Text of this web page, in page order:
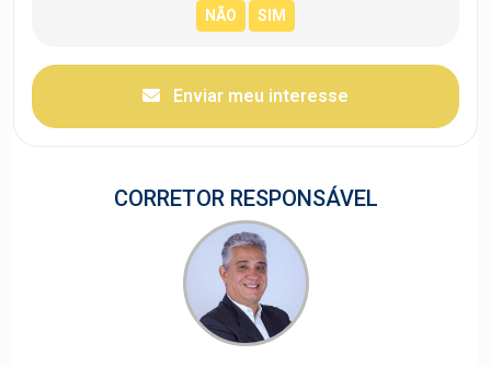
Enviar meu interesse
CORRETOR RESPONSÁVEL